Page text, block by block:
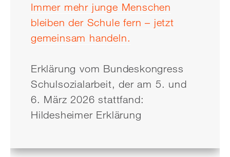
Immer mehr junge Menschen
bleiben der Schule fern – jetzt
gemeinsam handeln.
Erklärung vom Bundeskongress
Schulsozialarbeit, der am 5. und
6. März 2026 stattfand:
Hildesheimer Erklärung